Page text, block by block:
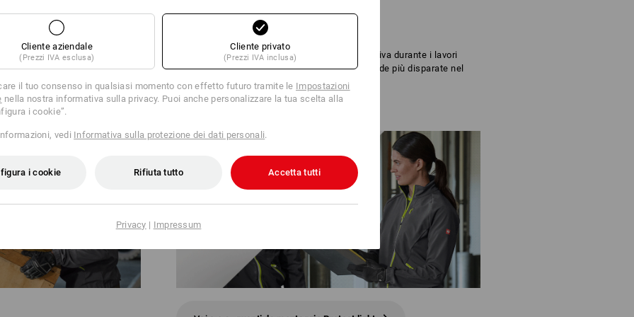
Clicca sul tasto "Scheda tecnica" per ulteriori informazioni.
in due versioni: con robusti elementi protettivi sul dorso per una protezione aggiuntiva durante i lavori
con particolare libertà di movimento. Due modelli perfettamente coordinati per le sfide più disparate nel
Cliente aziendale
(Prezzi IVA esclusa)
Cliente privato
(Prezzi IVA inclusa)
il tuo consenso in qualsiasi momento con effetto futuro tramite le Impostazioni
nella nostra informativa sulla privacy. Puoi anche personalizzare la tua scelta alla
i cookie”.
vedi Informativa sulla protezione dei dati personali.
i cookie Rifiuta tutto Accetta tutti
Privacy | Impressum